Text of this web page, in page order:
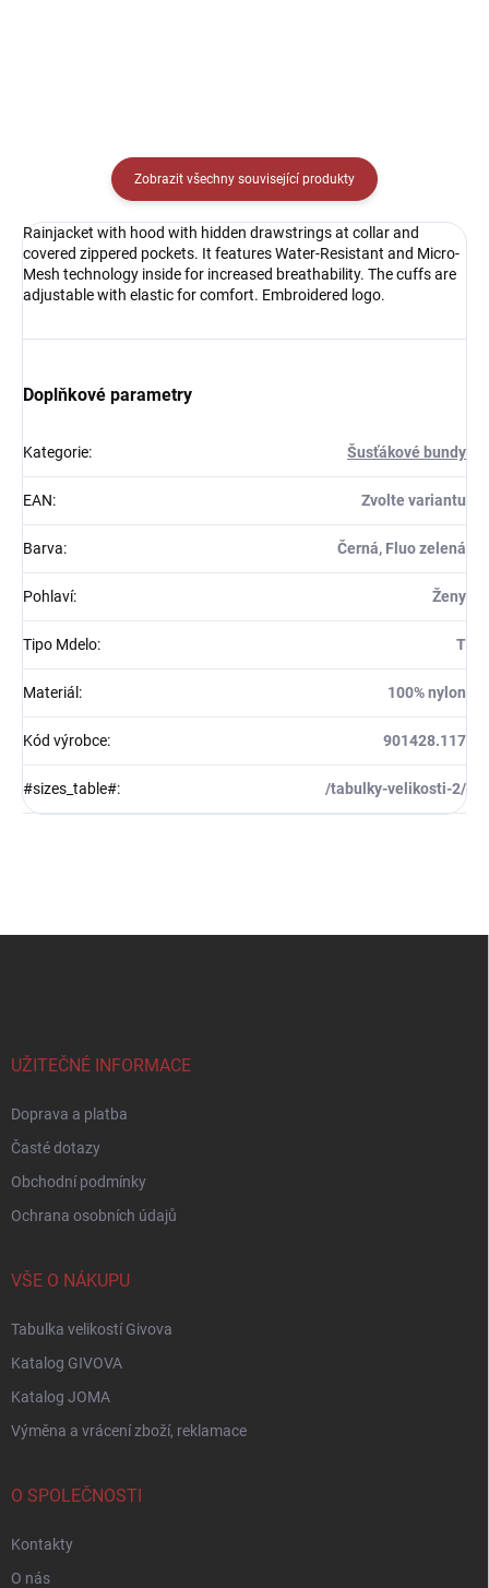
Zobrazit všechny související produkty
Rainjacket with hood with hidden drawstrings at collar and
covered zippered pockets. It features Water-Resistant and Micro-
Mesh technology inside for increased breathability. The cuffs are
adjustable with elastic for comfort. Embroidered logo.
Doplňkové parametry
Kategorie: Šusťákové bundy
EAN: Zvolte variantu
Barva: Černá, Fluo zelená
Pohlaví: Ženy
Tipo Mdelo: T
Materiál : 100% nylon
Kód výrobce: 901428.117
#sizes_table#: /tabulky-velikosti-2/
UŽITEČNÉ INFORMACE
Doprava a platba
Časté dotazy
Obchodní podmínky
Ochrana osobních údajů
VŠE O NÁKUPU
Tabulka velikostí Givova
Katalog GIVOVA
Katalog JOMA
Výměna a vrácení zboží, reklamace
O SPOLEČNOSTI
Kontakty
O nás